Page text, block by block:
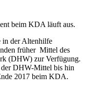
beim KDA läuft aus.
in der Altenhilfe
früher Mittel des
(DHW) zur Verfügung.
der DHW-Mittel bis hin
2017 beim KDA.